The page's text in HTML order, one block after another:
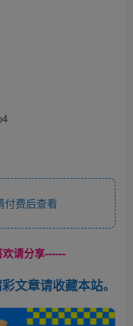
费后查看
请分享------
文章请收藏本站。